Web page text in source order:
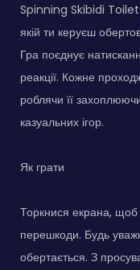
Spinning Skibidi
якій ти керуєш
Гра поєднує
реакції. Кожне
роблячи її
казуальних ігор.
Як грати
Торкнися екрана,
перешкоди. Будь
обертається. З